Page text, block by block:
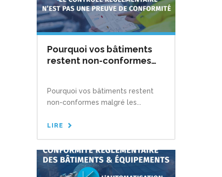
Pourquoi vos bâtiments
restent non-conformes
Pourquoi vos bâtiments restent
non-conformes malgré les...
LIRE